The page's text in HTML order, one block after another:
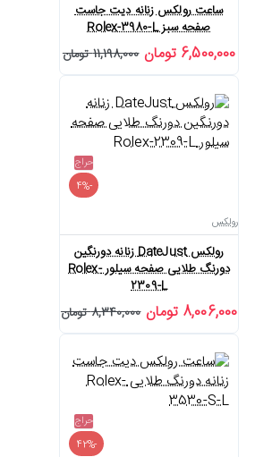
ساعت رولکس زنانه دیت جاست
صفحه سبز Rolex-3980-L
6,500,000 تومان 11,198,000 تومان
حراج
-4%
رولکس
رولکس DateJust زنانه دورنگین
دورنگ طلایی صفحه سیلور Rolex-
2309-L
8,006,000 تومان 8,340,000 تومان
حراج
-42%